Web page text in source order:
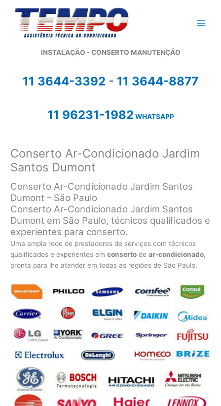
conteúdo
INSTALAÇÃO - CONSERTO MANUTENÇÃO
11 3644-3392 - 11 3644-8877
11 96231-1982 WHATSAPP
Conserto Ar-Condicionado Jardim
Santos Dumont
Conserto Ar-Condicionado Jardim Santos
Dumont – São Paulo
Conserto Ar-Condicionado Jardim Santos
Dumont em São Paulo, técnicos qualificados e
experientes para conserto.
Uma ampla rede de prestadores de serviços com técnicos
qualificados e experientes emconserto dear-condicionado,
pronta para lhe atender em todas as regiões de São Paulo.